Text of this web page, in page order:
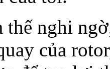
thế nghi
của